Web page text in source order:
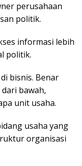
perusahaan
politik.
informasi lebih
politik.
bisnis. Benar
bawah,
unit usaha.
usaha yang
organisasi